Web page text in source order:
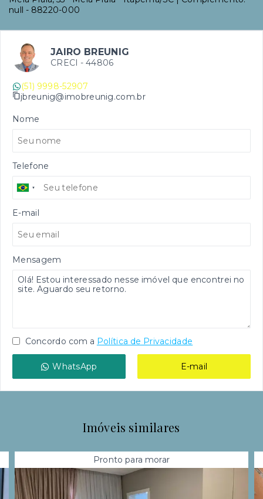
null - 88220-000
JAIRO BREUNIG
CRECI - 44806
(51) 9998-52907
jbreunig@imobreunig.com.br
Nome
Telefone
E-mail
Mensagem
Concordo com a Política de Privacidade
WhatsApp E-mail
Imóveis similares
Pronto para morar